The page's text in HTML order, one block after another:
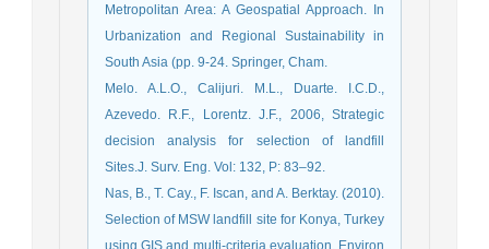
Metropolitan Area: A Geospatial Approach. In
Urbanization and Regional Sustainability in
South Asia (pp. 9-24. Springer, Cham.
Melo. A.L.O., Calijuri. M.L., Duarte. I.C.D.,
Azevedo. R.F., Lorentz. J.F., 2006, Strategic
decision analysis for selection of landfill
Sites.J. Surv. Eng. Vol: 132, P: 83–92.
Nas, B., T. Cay., F. Iscan, and A. Berktay. (2010).
Selection of MSW landfill site for Konya, Turkey
using GIS and multi-criteria evaluation. Environ